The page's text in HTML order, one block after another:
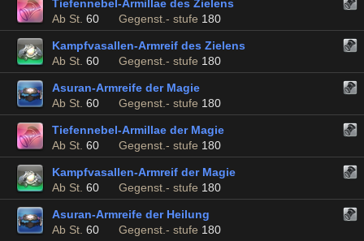
Tiefennebel-Armillae des Zielens
Ab St. 60 Gegenst.- stufe 180
Kampfvasallen-Armreif des Zielens
Ab St. 60 Gegenst.- stufe 180
Asuran-Armreife der Magie
Ab St. 60 Gegenst.- stufe 180
Tiefennebel-Armillae der Magie
Ab St. 60 Gegenst.- stufe 180
Kampfvasallen-Armreif der Magie
Ab St. 60 Gegenst.- stufe 180
Asuran-Armreife der Heilung
Ab St. 60 Gegenst.- stufe 180